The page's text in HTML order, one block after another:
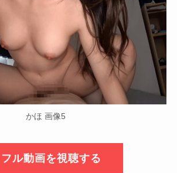
かほ 画像5
ル動画を視聴する